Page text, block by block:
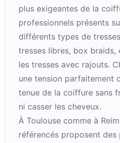
plus exigeantes de la
professionnels présents
différents types de
tresses libres, box braids,
les tresses avec rajouts.
une tension parfaitement
tenue de la coiffure sans
ni casser les cheveux.
À Toulouse comme à
référencés proposent